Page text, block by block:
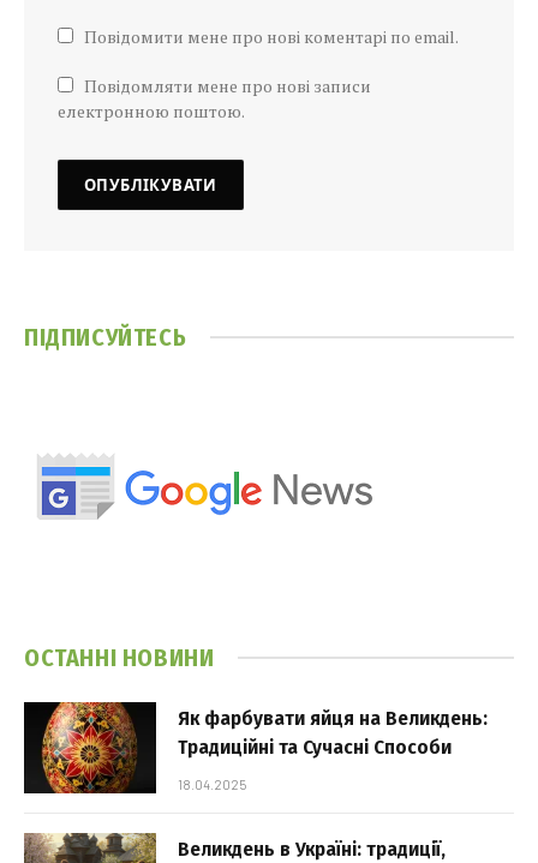
Повідомити мене про нові коментарі по email.
Повідомляти мене про нові записи
електронною поштою.
ПІДПИСУЙТЕСЬ
ОСТАННІ НОВИНИ
Як фарбувати яйця на Великдень:
Традиційні та Сучасні Способи
18.04.2025
Великдень в Україні: традиції,